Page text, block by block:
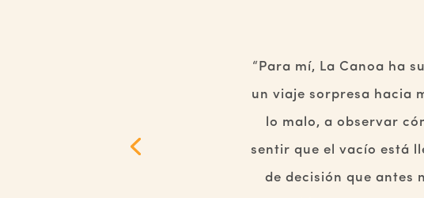
“Para mí, La Canoa ha
un viaje sorpresa hacia
lo malo, a observar
sentir que el vacío está
de decisión que antes